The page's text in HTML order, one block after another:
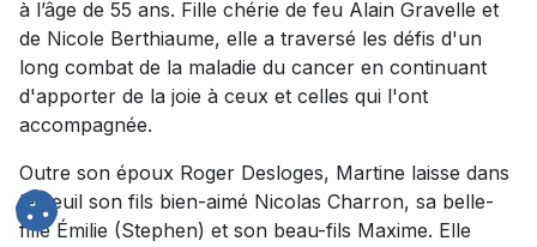
à l’âge de 55 ans. Fille chérie de feu Alain Gravelle et
de Nicole Berthiaume, elle a traversé les défis d'un
long combat de la maladie du cancer en continuant
d'apporter de la joie à ceux et celles qui l'ont
accompagnée.
Outre son époux Roger Desloges, Martine laisse dans
le deuil son fils bien-aimé Nicolas Charron, sa belle-
fille Émilie (Stephen) et son beau-fils Maxime. Elle